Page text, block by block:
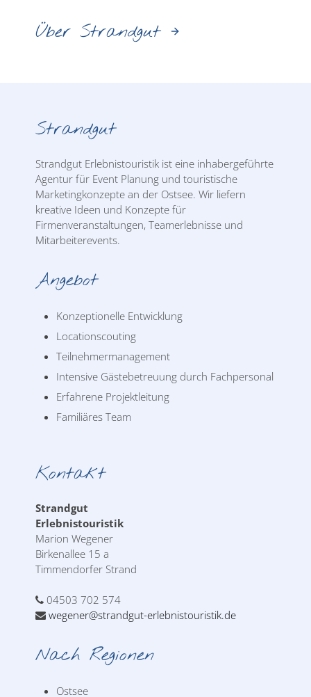
Über Strandgut
Strandgut
Strandgut Erlebnistouristik ist eine inhabergeführte
Agentur für Event Planung und touristische
Marketingkonzepte an der Ostsee. Wir liefern
kreative Ideen und Konzepte für
Firmenveranstaltungen, Teamerlebnisse und
Mitarbeiterevents.
Angebot
Konzeptionelle Entwicklung
Locationscouting
Teilnehmermanagement
Intensive Gästebetreuung durch Fachpersonal
Erfahrene Projektleitung
Familiäres Team
Kontakt
Strandgut
Erlebnistouristik
Marion Wegener
Birkenallee 15 a
Timmendorfer Strand
04503 702 574
wegener@strandgut-erlebnistouristik.de
Nach Regionen
Ostsee